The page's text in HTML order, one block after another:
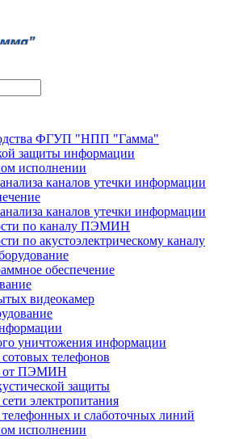
ФГУП "НПП "Гамма"
защиты информации
исполнении
каналов утечки информации
каналов утечки информации
по каналу ПЭМИН
по акустоэлектрическому каналу
обеспечение
видеокамер
уничтожения информации
телефонов
от ПЭМИН
защиты
электропитания
и слаботочных линий
исполнении